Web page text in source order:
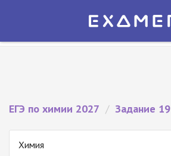
Экзамер — ЕГЭ 2027
ЕГЭ по химии 2027 / Задание 19
Химия